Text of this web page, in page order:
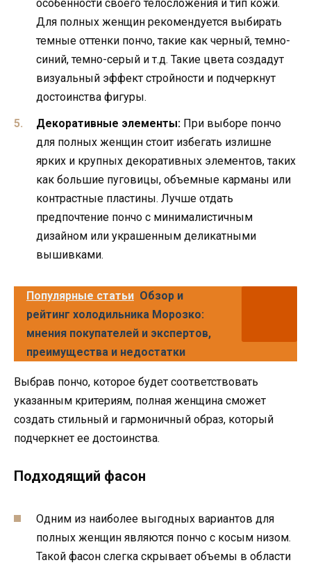
особенности своего телосложения и тип кожи.
Для полных женщин рекомендуется выбирать
темные оттенки пончо, такие как черный, темно-
синий, темно-серый и т.д. Такие цвета создадут
визуальный эффект стройности и подчеркнут
достоинства фигуры.
Декоративные элементы: При выборе пончо
для полных женщин стоит избегать излишне
ярких и крупных декоративных элементов, таких
как большие пуговицы, объемные карманы или
контрастные пластины. Лучше отдать
предпочтение пончо с минималистичным
дизайном или украшенным деликатными
вышивками.
Популярные статьи Обзор и
рейтинг холодильника Морозко:
мнения покупателей и экспертов,
преимущества и недостатки
Выбрав пончо, которое будет соответствовать
указанным критериям, полная женщина сможет
создать стильный и гармоничный образ, который
подчеркнет ее достоинства.
Подходящий фасон
Одним из наиболее выгодных вариантов для
полных женщин являются пончо с косым низом.
Такой фасон слегка скрывает объемы в области